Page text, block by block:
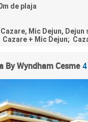
de plaja
Mic Dejun, Dejun
Cazare + Mic Dejun;
By Wyndham Cesme 4